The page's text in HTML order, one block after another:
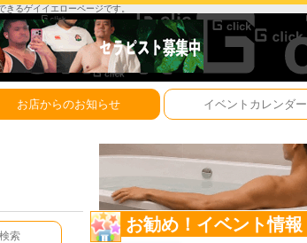
るゲイイエローページです。
お店からのお知らせ イベントカレンダー
索
お勧め！イベント情報